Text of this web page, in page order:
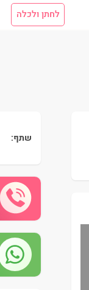
לחתן ולכלה
שתף: